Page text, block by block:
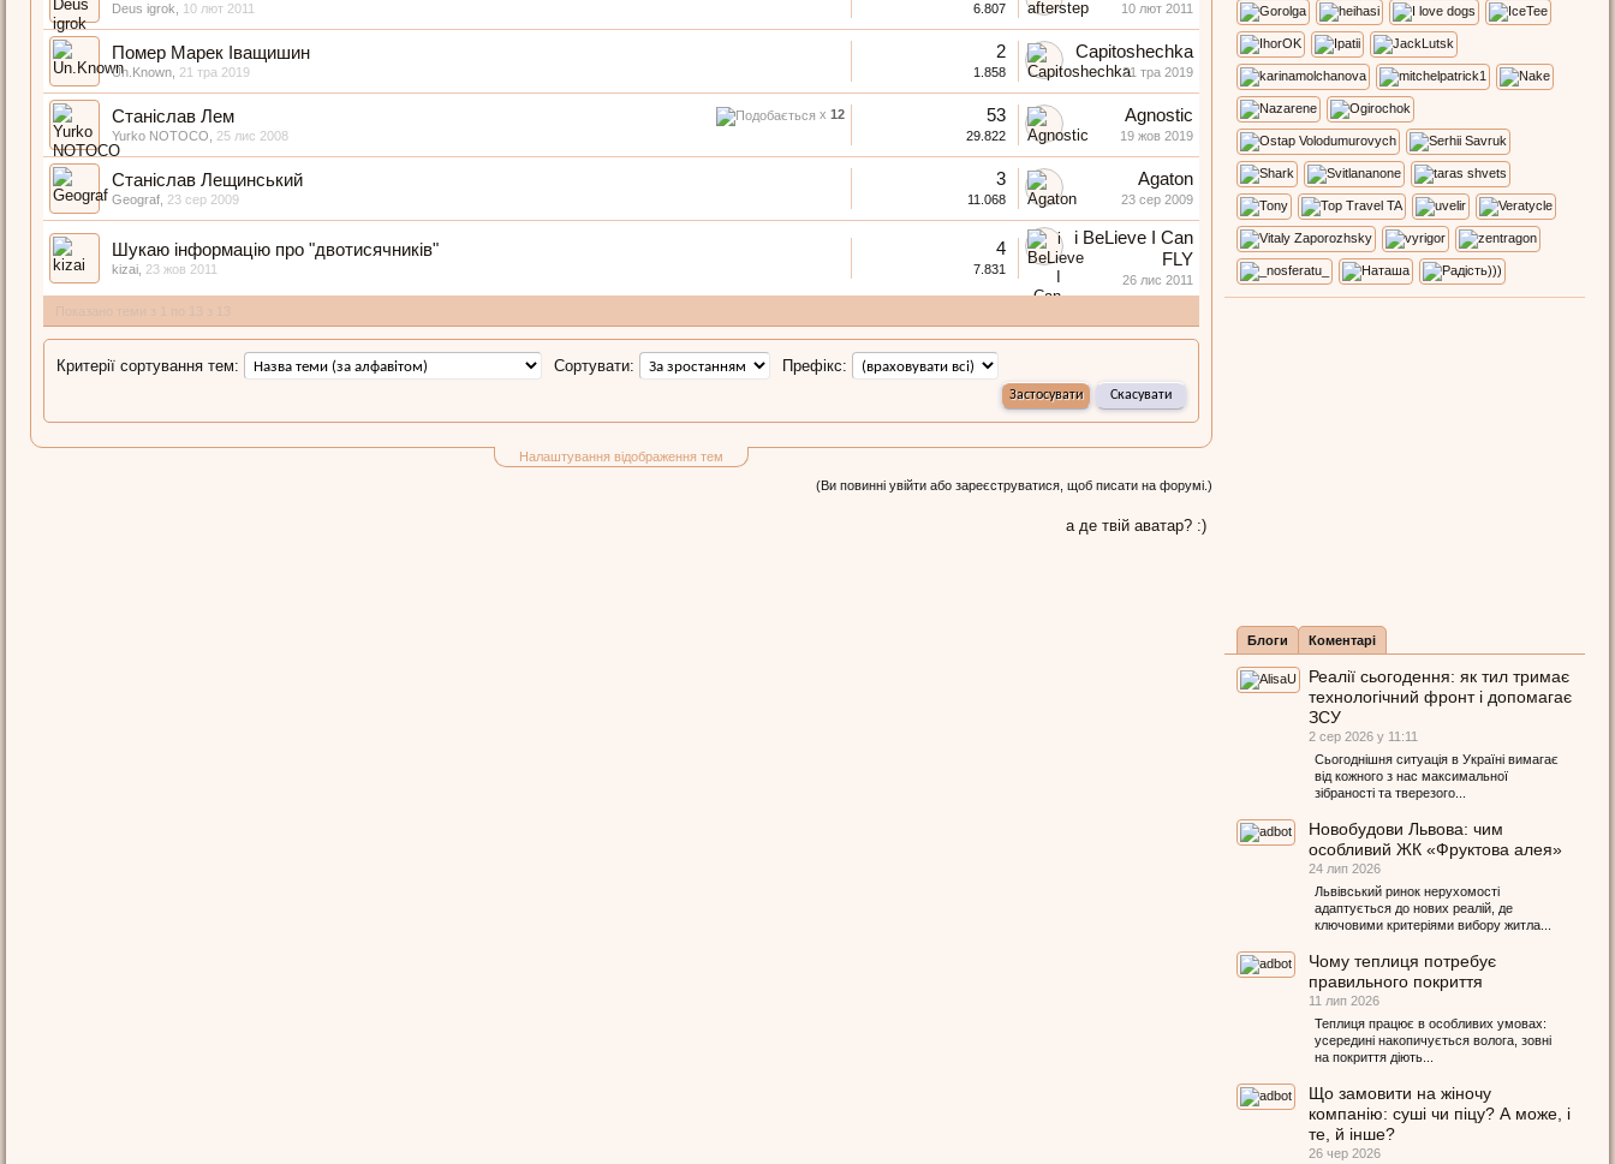
Deus igrok 10 лют 2011 6.807 10 лют 2011
Помер Марек Іващишин
Un.Known 21 тра 2019
2
1.858
Capitoshechka
21 тра 2019
x 12
Станіслав Лем
Yurko NOTOCO 25 лис 2008
53
29.822
Agnostic
19 жов 2019
Станіслав Лещинський
Geograf 23 сер 2009
3
11.068
Agaton
23 сер 2009
Шукаю інформацію про "двотисячників"
kizai 23 жов 2011
4
7.831
i BeLieve I Can
FLY
26 лис 2011
Налаштування відображення тем
Критерії сортування тем: Сортувати: Префікс:
(Ви повинні увійти або зареєструватися, щоб писати на форумі.)
а де твій аватар? :)
Блоги Коментарі
Реалії сьогодення: як тил тримає
технологічний фронт і допомагає
ЗСУ
2 сер 2026 у 11:11
Сьогоднішня ситуація в Україні вимагає
від кожного з нас максимальної
зібраності та тверезого...
Новобудови Львова: чим
особливий ЖК «Фруктова алея»
24 лип 2026
Львівський ринок нерухомості
адаптується до нових реалій, де
ключовими критеріями вибору житла...
Чому теплиця потребує
правильного покриття
11 лип 2026
Теплиця працює в особливих умовах:
усередині накопичується волога, зовні
на покриття діють...
Що замовити на жіночу
компанію: суші чи піцу? А може, і
те, й інше?
26 чер 2026